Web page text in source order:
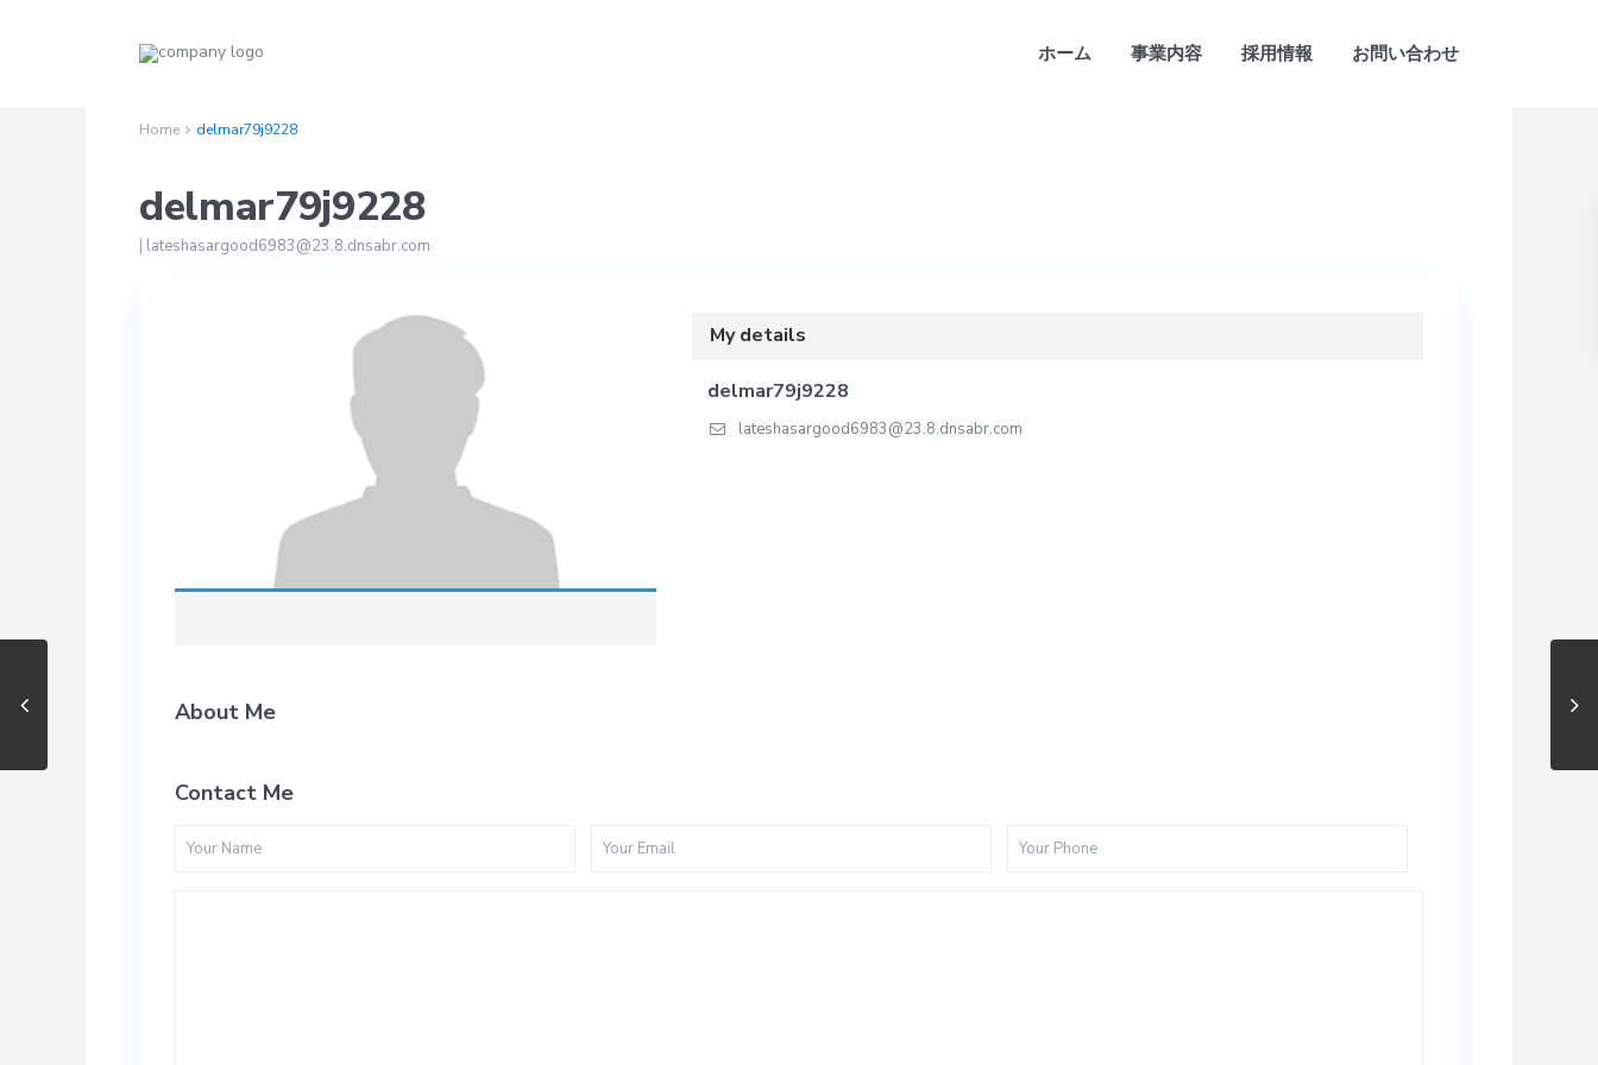
ホーム 事業内容 採用情報 お問い合わせ
Home delmar79j9228
delmar79j9228
| lateshasargood6983@23.8.dnsabr.com
My details
delmar79j9228
lateshasargood6983@23.8.dnsabr.com
About Me
Contact Me